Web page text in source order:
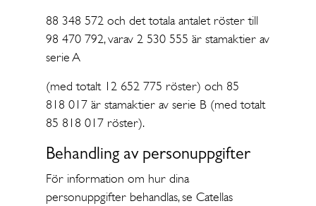
88 348 572 och det totala antalet röster till
98 470 792, varav 2 530 555 är stamaktier av
serie A
(med totalt 12 652 775 röster) och 85
818 017 är stamaktier av serie B (med totalt
85 818 017 röster).
Behandling av personuppgifter
För information om hur dina
personuppgifter behandlas, se Catellas